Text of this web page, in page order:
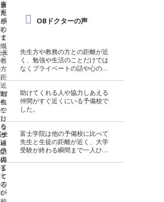
OBドクターの声
先生方や教務の方との距離が近
く、勉強や生活のことだけでは
なくプライベートの話や心のケ
助けてくれる人や協力しあえる
仲間がすぐ近くにいる予備校で
した。
富士学院は他の予備校に比べて
先生と生徒の距離が近く、大学
受験が終わる瞬間まで一人ひと